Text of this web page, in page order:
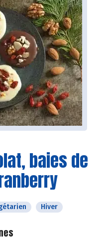
baies de
Hiver